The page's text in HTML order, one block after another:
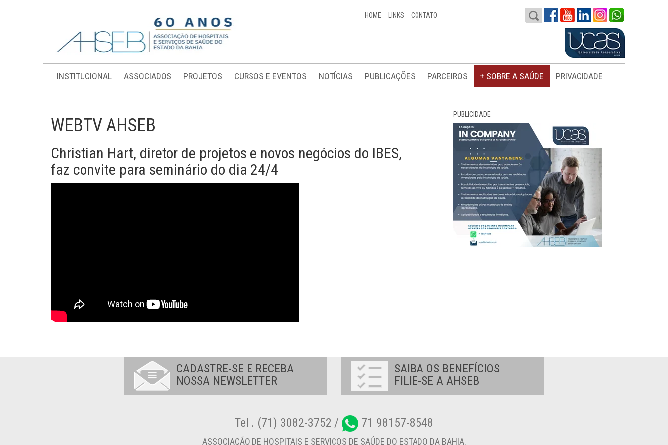
HOME LINKS CONTATO
INSTITUCIONAL ASSOCIADOS PROJETOS CURSOS E EVENTOS NOTÍCIAS PUBLICAÇÕES PARCEIROS + SOBRE A SAÚDE PRIVACIDADE
WEBTV AHSEB
Christian Hart, diretor de projetos e novos negócios do IBES,
faz convite para seminário do dia 24/4
PUBLICIDADE
CADASTRE-SE E RECEBA
NOSSA NEWSLETTER
SAIBA OS BENEFÍCIOS
FILIE-SE A AHSEB
Tel:. (71) 3082-3752 / 71 98157-8548
ASSOCIAÇÃO DE HOSPITAIS E SERVIÇOS DE SAÚDE DO ESTADO DA BAHIA.